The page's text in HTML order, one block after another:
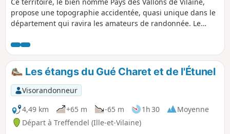
propose une topographie accidentée, quasi unique dans le
département qui ravira les amateurs de randonnée. Le
positif cumulé. Le bourg de Saint-Senoux et son église
paroissiale Saint-Abdon (XIXe siècle) ainsi que les hameaux
de La Trotinais et La Fiolais valent le coup d’œil.
Les étangs du Gué Charet et de l'Étunel
Visorandonneur
4,49 km
+65 m -65 m 1h 30
Moyenne
Départ à Treffendel (Ille-et-Vilaine)